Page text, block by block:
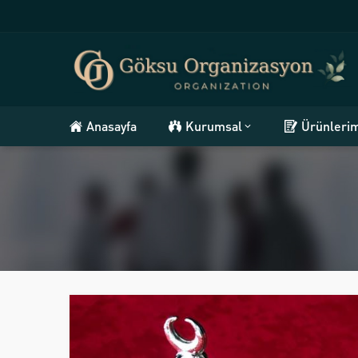
Anasayfa Kurumsal